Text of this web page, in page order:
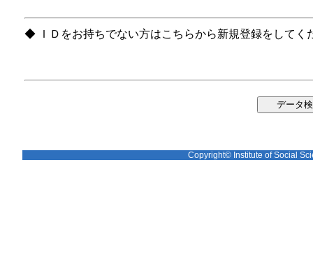
◆ ＩＤをお持ちでない方はこちらから新規登録をしてく
Copyright© Institute of Social